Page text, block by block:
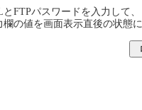
とFTPパスワードを入力して
欄の値を画面表示直後の状態